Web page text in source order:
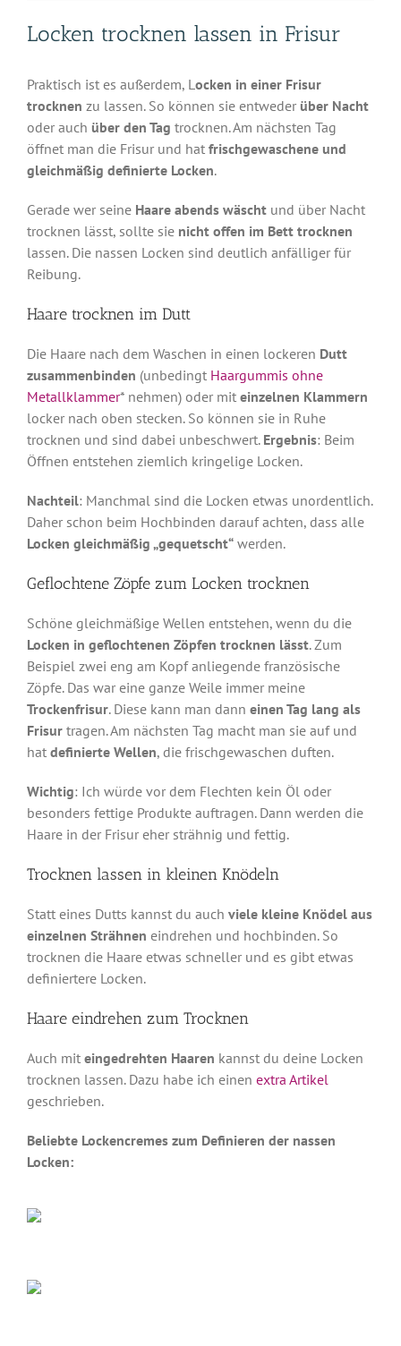
Locken trocknen lassen in Frisur
Praktisch ist es außerdem, L ocken in einer Frisur
trocknen zu lassen. So können sie entweder über Nacht
oder auch über den Tag trocknen. Am nächsten Tag
öffnet man die Frisur und hat frischgewaschene und
gleichmäßig definierte Locken.
Gerade wer seine Haare abends wäschtund über Nacht
trocknen lässt, sollte sie nicht offen im Bett trocknen
lassen. Die nassen Locken sind deutlich anfälliger für
Reibung.
Haare trocknen im Dutt
Die Haare nach dem Waschen in einen lockeren Dutt
zusammenbinden (unbedingt Haargummis ohne
Metallklammer* nehmen) oder mit einzelnen Klammern
locker nach oben stecken. So können sie in Ruhe
trocknen und sind dabei unbeschwert. Ergebnis: Beim
Öffnen entstehen ziemlich kringelige Locken.
Nachteil: Manchmal sind die Locken etwas unordentlich.
Daher schon beim Hochbinden darauf achten, dass alle
Locken gleichmäßig „gequetscht“werden.
Geflochtene Zöpfe zum Locken trocknen
Schöne gleichmäßige Wellen entstehen, wenn du die
Locken in geflochtenen Zöpfen trocknen lässt. Zum
Beispiel zwei eng am Kopf anliegende französische
Zöpfe. Das war eine ganze Weile immer meine
Trockenfrisur. Diese kann man dann einen Tag lang als
Frisurtragen. Am nächsten Tag macht man sie auf und
hat definierte Wellen, die frischgewaschen duften.
Wichtig: Ich würde vor dem Flechten kein Öl oder
besonders fettige Produkte auftragen. Dann werden die
Haare in der Frisur eher strähnig und fettig.
Trocknen lassen in kleinen Knödeln
Statt eines Dutts kannst du auch viele kleine Knödel aus
einzelnen Strähnen eindrehen und hochbinden. So
trocknen die Haare etwas schneller und es gibt etwas
definiertere Locken.
Haare eindrehen zum Trocknen
Auch miteingedrehten Haaren kannst du deine Locken
trocknen lassen. Dazu habe ich einen extra Artikel
geschrieben.
Beliebte Lockencremes zum Definieren der nassen
Locken: